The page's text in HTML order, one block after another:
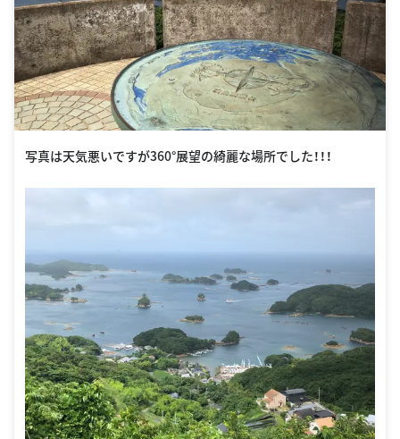
写真は天気悪いですが360°展望の綺麗な場所でした！！！